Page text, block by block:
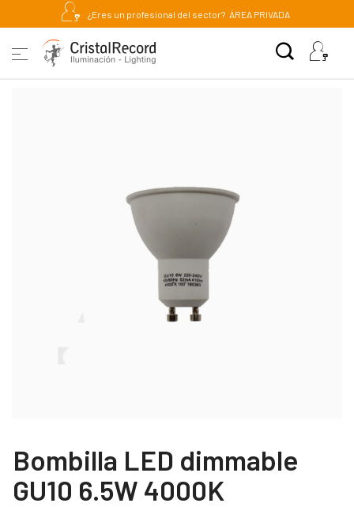
¿Eres un profesional del sector? ÁREA PRIVADA
Bombilla LED dimmable
GU10 6.5W 4000K